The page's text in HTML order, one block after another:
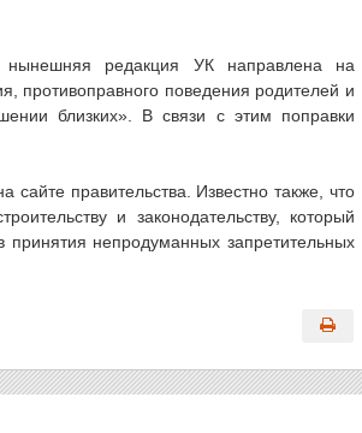
нынешняя редакция УК направлена на
противоправного поведения родителей и
близких». В связи с этим поправки
сайте правительства. Известно также, что
и законодательству, который
непродуманных запретительных